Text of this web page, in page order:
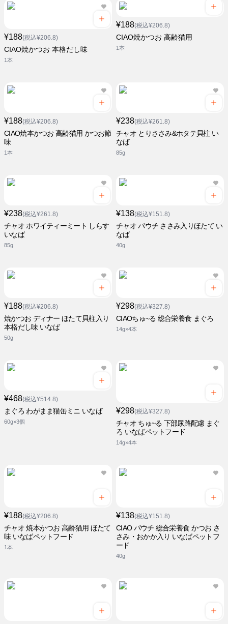
¥188(税込¥206.8)
CIAO焼かつお 本格だし味
1本
¥188(税込¥206.8)
CIAO焼かつお 高齢猫用
1本
¥188(税込¥206.8)
CIAO焼本かつお 高齢猫用 かつお節
味
1本
¥238(税込¥261.8)
チャオ とりささみ&ホタテ貝柱 い
なば
85g
¥238(税込¥261.8)
チャオ ホワイティーミート しらす
いなば
85g
¥138(税込¥151.8)
チャオ パウチ ささみ入りほたて い
なば
40g
¥188(税込¥206.8)
焼かつお ディナー ほたて貝柱入り
本格だし味 いなば
50g
¥298(税込¥327.8)
CIAOちゅ~る 総合栄養食 まぐろ
14g×4本
¥468(税込¥514.8)
まぐろ わがまま猫缶ミニ いなば
60g×3個
¥298(税込¥327.8)
チャオ ちゅ~る 下部尿路配慮 まぐ
ろ いなばペットフード
14g×4本
¥188(税込¥206.8)
チャオ 焼本かつお 高齢猫用 ほたて
味 いなばペットフード
1本
¥138(税込¥151.8)
CIAO パウチ 総合栄養食 かつお さ
さみ・おかか入り いなばペットフ
ード
40g